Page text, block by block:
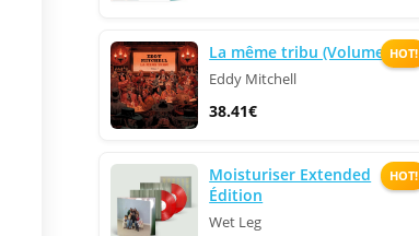
HOT!
La même tribu (Volume 1)
Eddy Mitchell
38.41€
HOT!
Moisturiser Extended
Édition
Wet Leg